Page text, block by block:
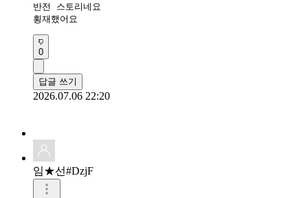
반전 스토리네요
횡재했어요
0
답글 쓰기
2026.07.06 22:20
임★선#DzjF